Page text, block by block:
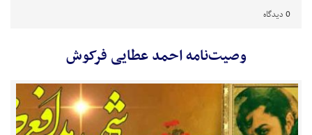
0 دیدگاه
وصیت‌نامه احمد عطایی فرکوش